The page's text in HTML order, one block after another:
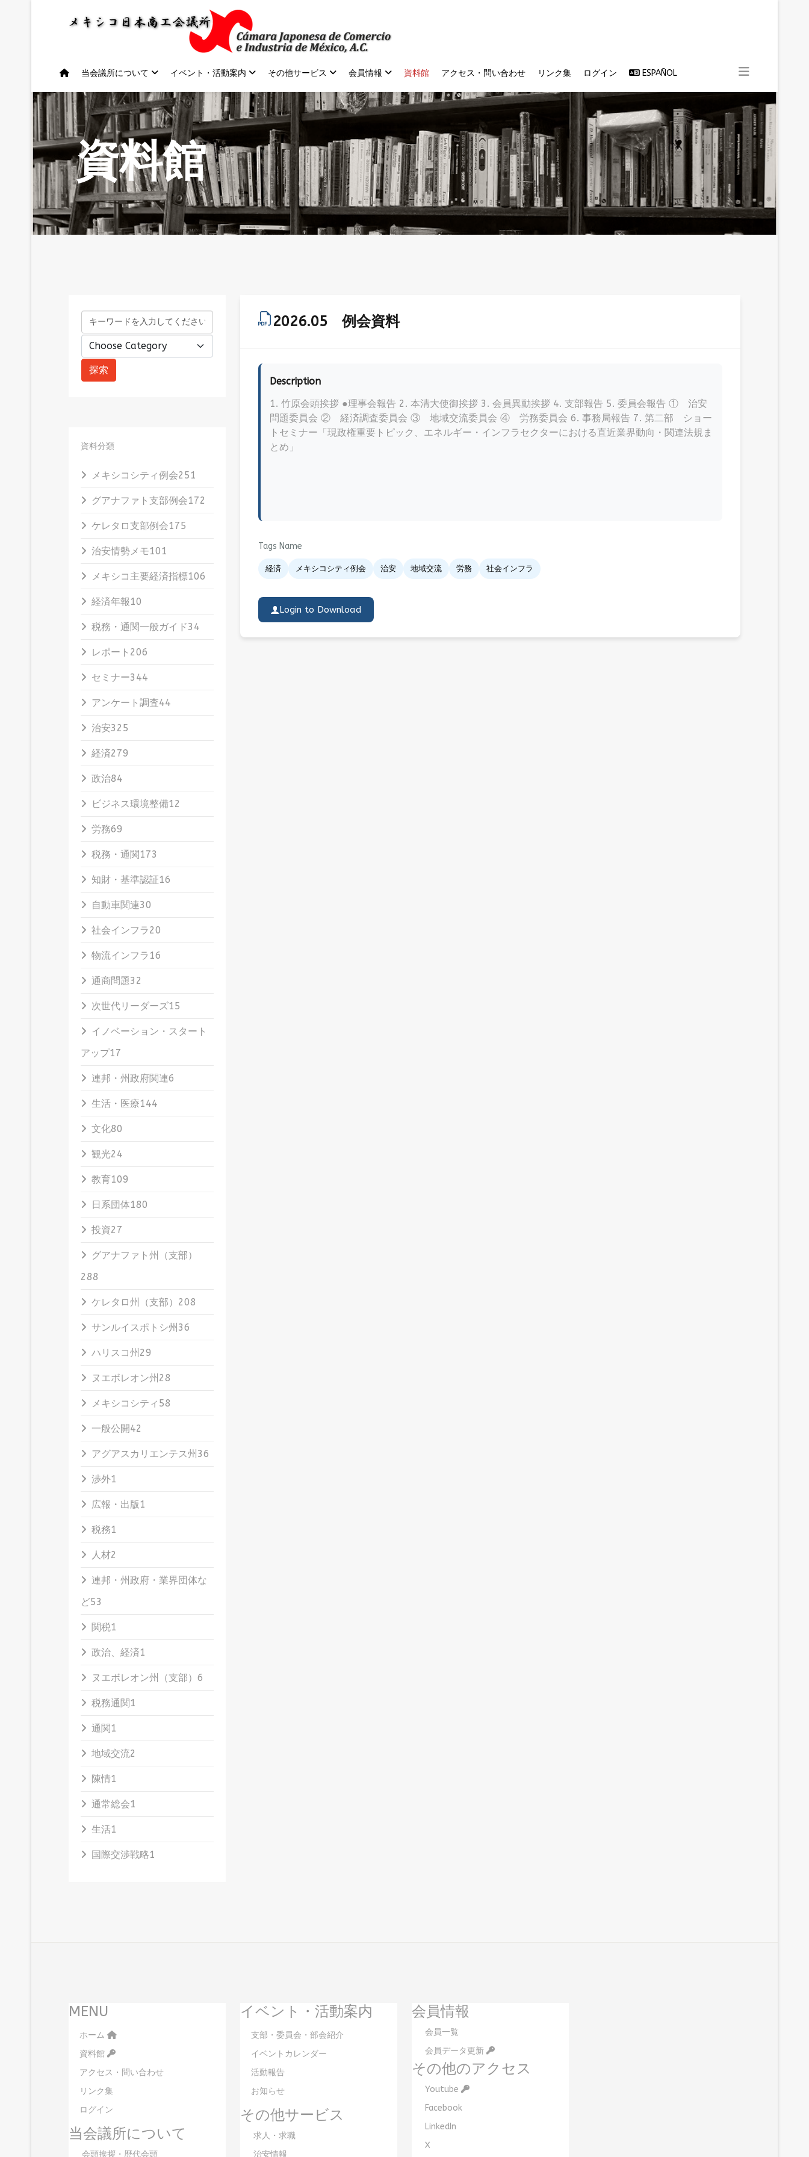
当会議所について イベント・活動案内 その他サービス 会員情報 資料館 アクセス・問い合わせ リンク集 ログイン ESPAÑOL
資料館
資料分類
メキシコシティ例会251
グアナファト支部例会172
ケレタロ支部例会175
治安情勢メモ101
メキシコ主要経済指標106
経済年報10
税務・通関一般ガイド34
レポート 206
セミナー344
アンケート調査44
治安325
経済279
政治84
ビジネス環境整備12
労務69
税務・通関173
知財・基準認証16
自動車関連30
社会インフラ20
物流インフラ16
通商問題32
次世代リーダーズ15
イノベーション・スタート
アップ17
連邦・州政府関連6
生活・医療144
文化80
観光24
教育109
日系団体180
投資27
グアナファト州（支部）
288
ケレタロ州（支部） 208
サンルイスポトシ州 36
ハリスコ州 29
ヌエボレオン州 28
メキシコシティ 58
一般公開42
アグアスカリエンテス州 36
渉外1
広報・出版1
税務1
人材2
連邦・州政府・業界団体な
ど53
関税1
政治、経済1
ヌエボレオン州（支部） 6
税務通関1
通関1
地域交流2
陳情1
通常総会1
生活1
国際交渉戦略1
2026.05 例会資料
Description
1. 竹原会頭挨拶 ●理事会報告 2. 本清大使御挨拶 3. 会員異動挨拶 4. 支部報告 5. 委員会報告 ① 治安
問題委員会 ② 経済調査委員会 ③ 地域交流委員会 ④ 労務委員会 6. 事務局報告 7. 第二部 ショー
トセミナー「現政権重要トピック、エネルギー・インフラセクターにおける直近業界動向・関連法規ま
とめ」
Tags Name
経済 メキシコシティ例会 治安 地域交流 労務 社会インフラ
Login to Download
MENU
ホーム
資料館
アクセス・問い合わせ
リンク集
ログイン
当会議所について
会頭挨拶・歴代会頭
イベント・活動案内
支部・委員会・部会紹介
イベントカレンダー
活動報告
お知らせ
その他サービス
求人・求職
治安情報
会員情報
会員一覧
会員データ更新
その他のアクセス
Youtube
Facebook
LinkedIn
X